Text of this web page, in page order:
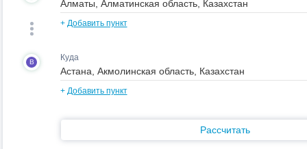
+ Добавить пункт
B Куда
+ Добавить пункт
Рассчитать